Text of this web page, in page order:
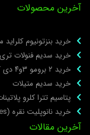
محصولات
خرید بنزتونیوم کلراید مرک
خرید سدیم فنولات تری
خرید ۲ برومو ۳و۴ دی‌ کلرو استوفنون
خرید سدیم متیلات
پتاسیم تترا کلرو پلاتینات
خرید نانوپلیت نقره (Silver Nanoplates)
مقالات